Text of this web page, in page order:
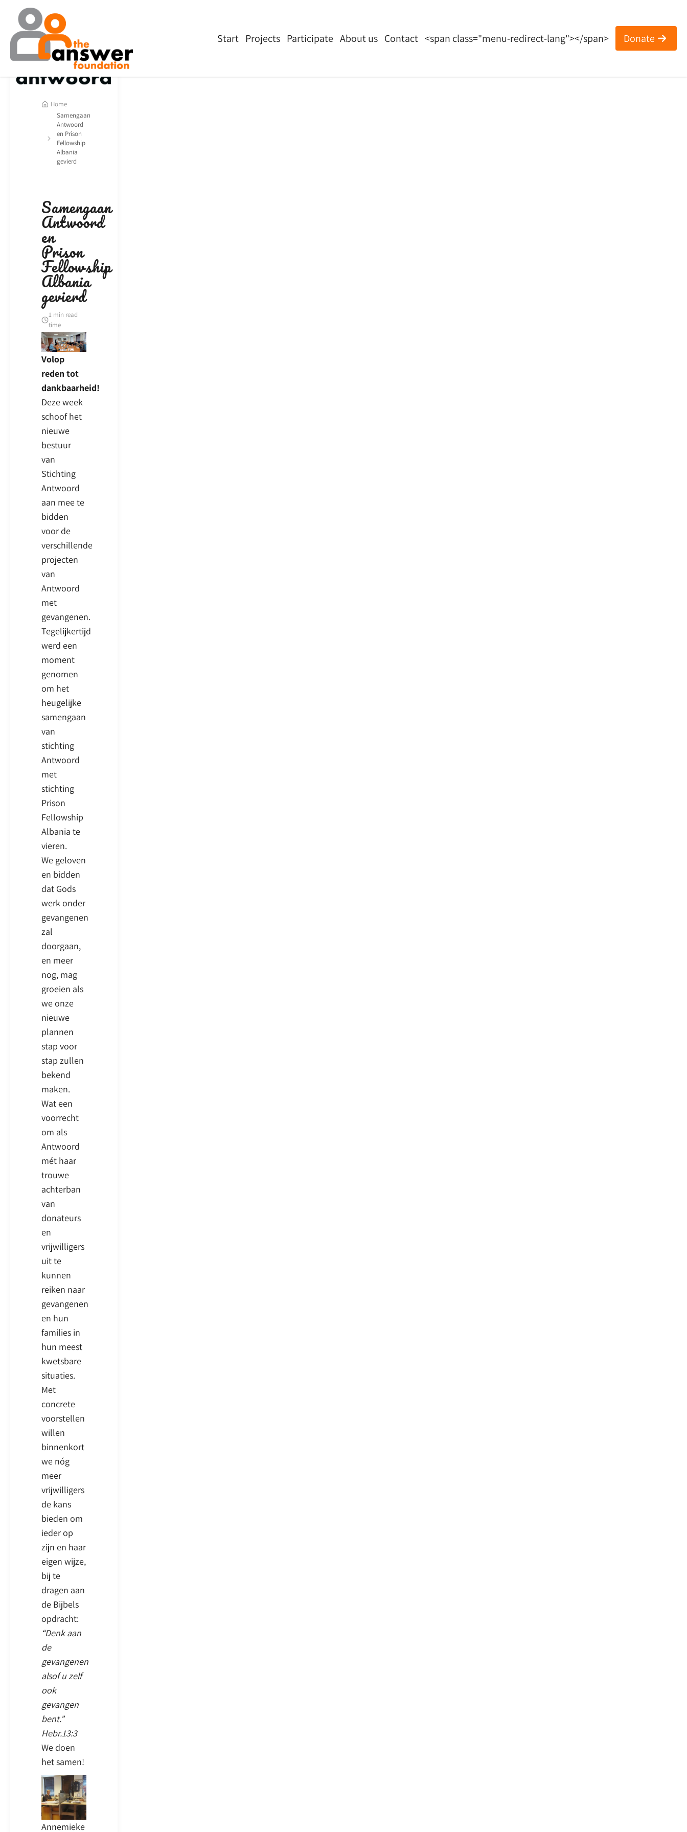
Start Projects Participate About us Contact <span class="menu-redirect-lang"></span> Donate
Home
Samengaan
Antwoord
en Prison
Fellowship
Albania
gevierd
Samengaan
Antwoord
en
Prison
Fellowship
Albania
gevierd
1 min read
time
Volop
reden tot
dankbaarheid!
Deze week
schoof het
nieuwe
bestuur
van
Stichting
Antwoord
aan mee te
bidden
voor de
verschillende
projecten
van
Antwoord
met
gevangenen.
Tegelijkertijd
werd een
moment
genomen
om het
heugelijke
samengaan
van
stichting
Antwoord
met
stichting
Prison
Fellowship
Albania te
vieren.
We geloven
en bidden
dat Gods
werk onder
gevangenen
zal
doorgaan,
en meer
nog, mag
groeien als
we onze
nieuwe
plannen
stap voor
stap zullen
bekend
maken.
Wat een
voorrecht
om als
Antwoord
mét haar
trouwe
achterban
van
donateurs
en
vrijwilligers
uit te
kunnen
reiken naar
gevangenen
en hun
families in
hun meest
kwetsbare
situaties.
Met
concrete
voorstellen
willen
binnenkort
we nóg
meer
vrijwilligers
de kans
bieden om
ieder op
zijn en haar
eigen wijze,
bij te
dragen aan
de Bijbels
opdracht:
“Denk aan
de
gevangenen
alsof u zelf
ook
gevangen
bent.”
Hebr.13:3
We doen
het samen!
Annemieke